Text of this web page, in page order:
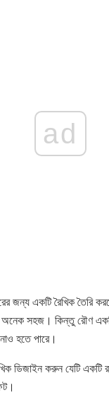
ad
জন্য একটি রৈখিক তৈরি
অনেক সহজ। কিন্তু রৌণ
নাও হতে পারে।
ডিজাইন করুন যেটি একটি